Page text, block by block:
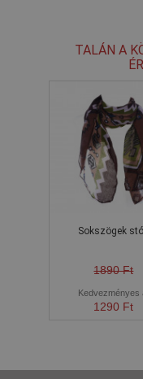
TALÁN A
Sokszögek
1890 Ft
Kedvezményes
1290 Ft